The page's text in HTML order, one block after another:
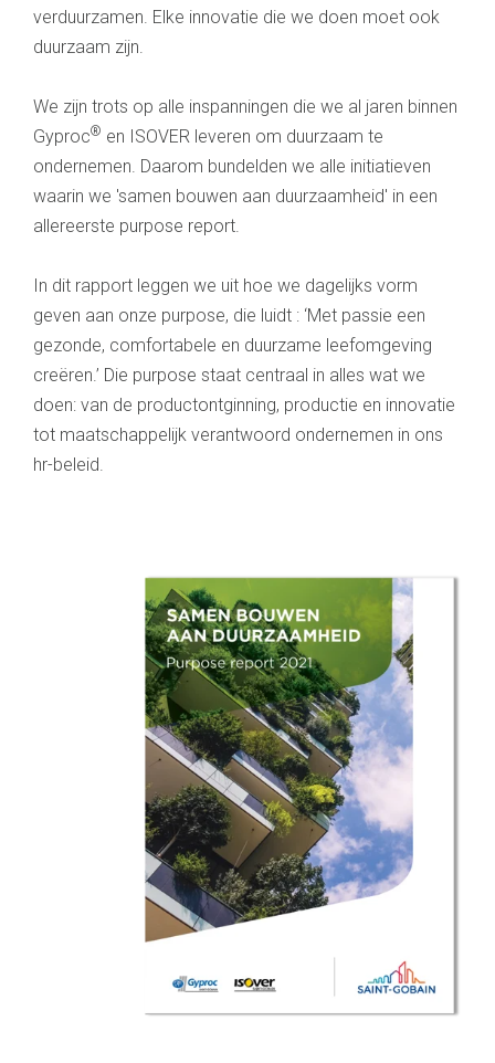
verduurzamen. Elke innovatie die we doen moet ook
duurzaam zijn.
We zijn trots op alle inspanningen die we al jaren binnen
Gyproc® en ISOVER leveren om duurzaam te
ondernemen. Daarom bundelden we alle initiatieven
waarin we 'samen bouwen aan duurzaamheid' in een
allereerste purpose report.
In dit rapport leggen we uit hoe we dagelijks vorm
geven aan onze purpose, die luidt : ‘Met passie een
gezonde, comfortabele en duurzame leefomgeving
creëren.’ Die purpose staat centraal in alles wat we
doen: van de productontginning, productie en innovatie
tot maatschappelijk verantwoord ondernemen in ons
hr-beleid.